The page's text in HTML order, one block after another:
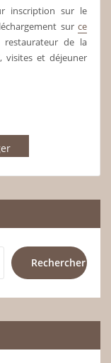
inscription sur le
surce
de la
visites et déjeuner
Rechercher